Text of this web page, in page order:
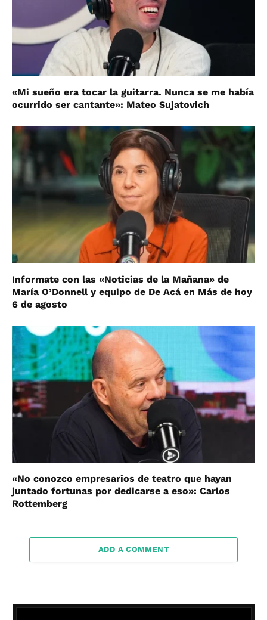
«Mi sueño era tocar la guitarra. Nunca se me había
ocurrido ser cantante»: Mateo Sujatovich
Informate con las «Noticias de la Mañana» de
María O’Donnell y equipo de De Acá en Más de hoy
6 de agosto
«No conozco empresarios de teatro que hayan
juntado fortunas por dedicarse a eso»: Carlos
Rottemberg
ADD A COMMENT